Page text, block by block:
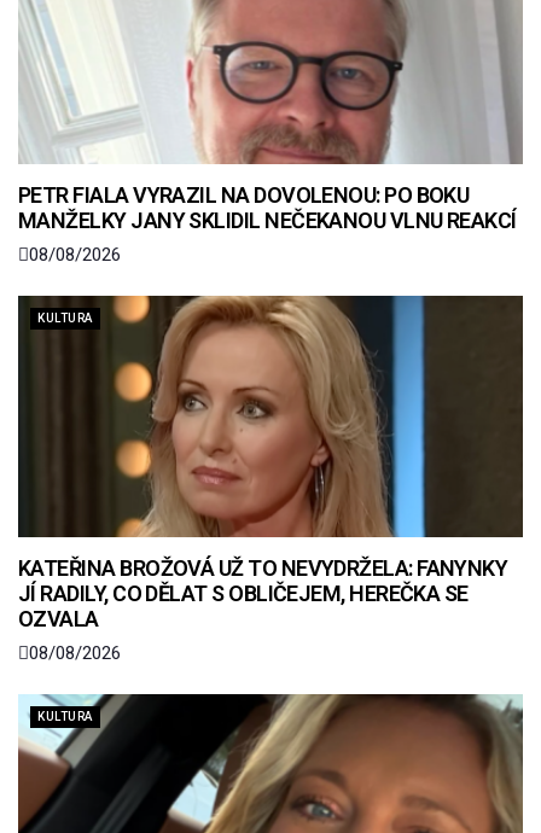
PETR FIALA VYRAZIL NA DOVOLENOU: PO BOKU
MANŽELKY JANY SKLIDIL NEČEKANOU VLNU REAKCÍ
08/08/2026
KULTURA
KATEŘINA BROŽOVÁ UŽ TO NEVYDRŽELA: FANYNKY
JÍ RADILY, CO DĚLAT S OBLIČEJEM, HEREČKA SE
OZVALA
08/08/2026
KULTURA